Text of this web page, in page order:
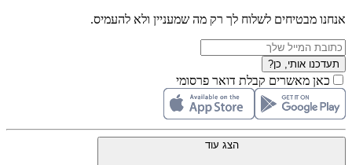
אנחנו מבטיחים לשלוח לך רק מה שמעניין ולא להעמיס.
תעדכנו אותי, כן?
כאן מאשרים קבלת דואר פרסומי
הצג עוד